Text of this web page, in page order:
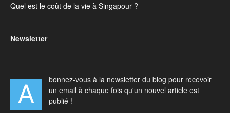
Quel est le coût de la vie à Singapour ?
Newsletter
A
bonnez-vous à la newsletter du blog pour recevoir
un email à chaque fois qu'un nouvel article est
publié !